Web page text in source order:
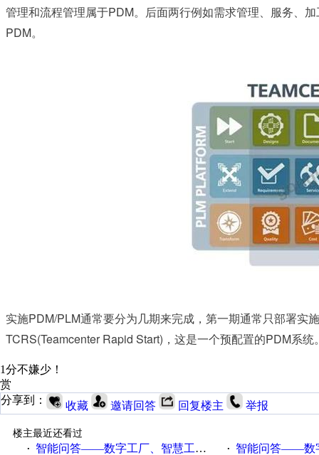
管理和流程管理属于PDM。后面两行例如需求管理、服务、
PDM。
实施PDM/PLM通常要分为几期来完成，第一期通常只部署实施
TCRS(Teamcenter Rapid Start) ，这是一个预配置的PDM系统
1分不嫌少！
赏
分享到：
收藏 邀请回答 回复楼主 举报
楼主最近还看过
·
智能问答——数字工厂、智慧工厂和智能制造三者的区别是什么？ · 智能问答——数字化工厂与